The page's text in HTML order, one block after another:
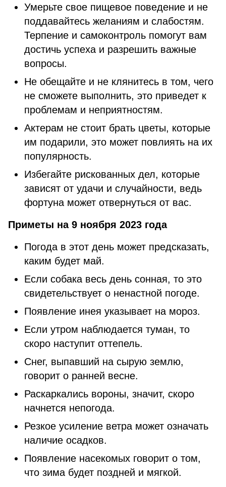
Умерьте свое пищевое поведение и не
поддавайтесь желаниям и слабостям.
Терпение и самоконтроль помогут вам
достичь успеха и разрешить важные
вопросы.
Не обещайте и не клянитесь в том, чего
не сможете выполнить, это приведет к
проблемам и неприятностям.
Актерам не стоит брать цветы, которые
им подарили, это может повлиять на их
популярность.
Избегайте рискованных дел, которые
зависят от удачи и случайности, ведь
фортуна может отвернуться от вас.
Приметы на 9 ноября 2023 года
Погода в этот день может предсказать,
каким будет май.
Если собака весь день сонная, то это
свидетельствует о ненастной погоде.
Появление инея указывает на мороз.
Если утром наблюдается туман, то
скоро наступит оттепель.
Снег, выпавший на сырую землю,
говорит о ранней весне.
Раскаркались вороны, значит, скоро
начнется непогода.
Резкое усиление ветра может означать
наличие осадков.
Появление насекомых говорит о том,
что зима будет поздней и мягкой.